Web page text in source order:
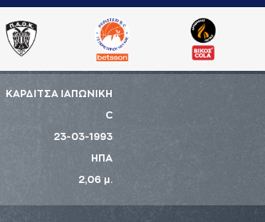
ΚΑΡΔΙΤΣΑ ΙΑΠΩΝΙΚΗ
C
23-03-1993
ΗΠΑ
2,06 μ.